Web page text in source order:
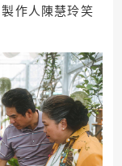
作人陳慧玲笑